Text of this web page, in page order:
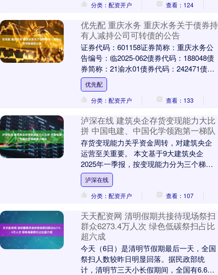
分类：配资开户
查看：124
优先配 重庆水务 重庆水务关于债券持
有人减持公司可转债的公告
证券代码：601158证券简称：重庆水务公
告编号：临2025-062债券代码：188048债
券简称：21渝水01债券代码：242471债券
简称：25渝水01债券....
优先配
分类：配资开户
查看：133
泸深在线 建筑央企存货变现能力大比
拼 中国电建、中国化学领跑第一梯队
存货变现能力关乎资金周转，对建筑央企
运营至关重要。 本文基于9大建筑央企
2025年一季报，按变现能力分为三个梯
队。结合业务特性对比，帮助大家可清晰
看出差异。 一....
泸深在线
分类：配资开户
查看：107
天天配资网 清明假期共接待现场祭扫
群众6273.4万人次 绿色低碳祭扫占比
超六成
今天（6日）是清明节假期最后一天，全国
祭扫人数较昨日明显回落。据民政部统
计，清明节三天小长假期间，全国有6.63